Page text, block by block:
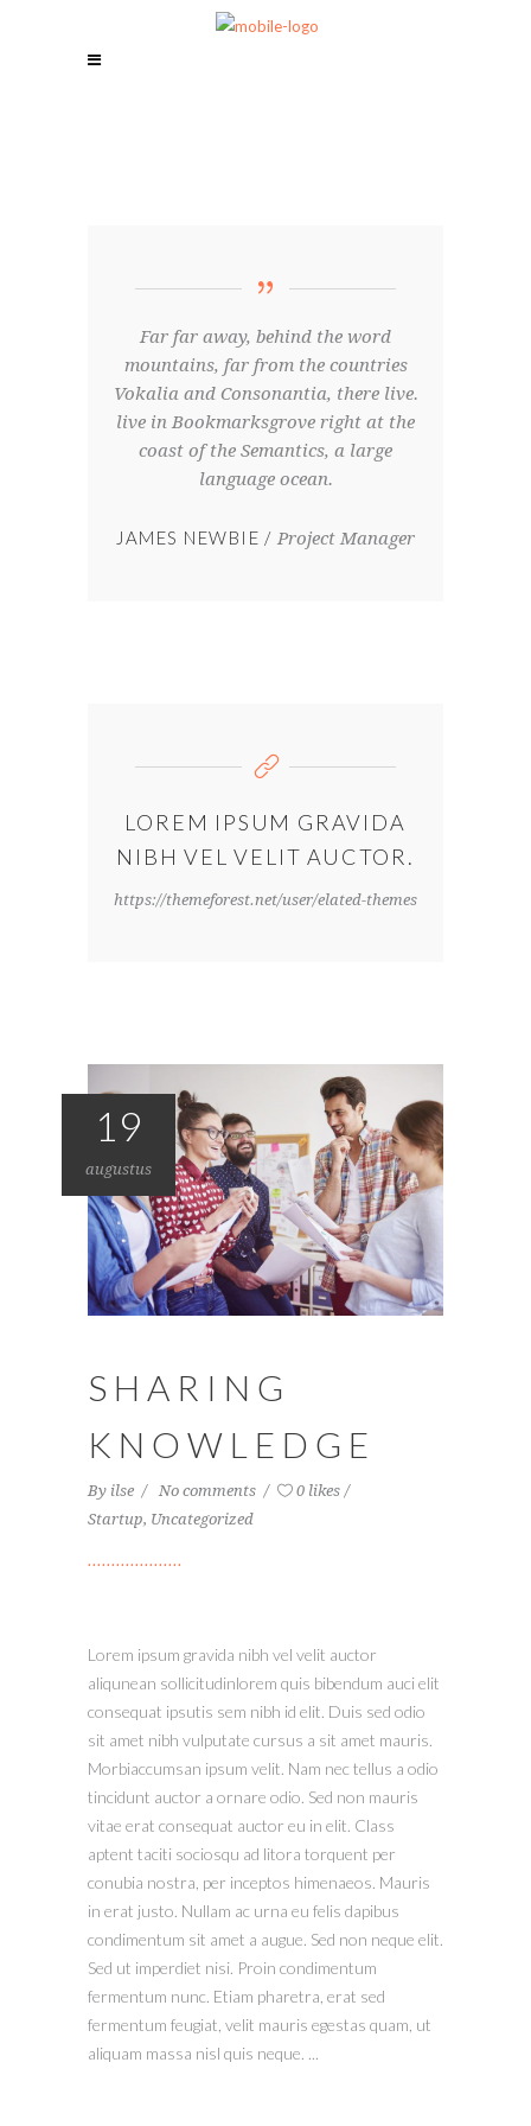
Far far away, behind the word
mountains, far from the countries
Vokalia and Consonantia, there live.
live in Bookmarksgrove right at the
coast of the Semantics, a large
language ocean.
JAMES NEWBIE Project Manager
LOREM IPSUM GRAVIDA
NIBH VEL VELIT AUCTOR.
https://themeforest.net/user/elated-themes
19
augustus
SHARING
KNOWLEDGE
By ilse No comments
0 likes
Startup, Uncategorized
Lorem ipsum gravida nibh vel velit auctor
aliqunean sollicitudinlorem quis bibendum auci elit
consequat ipsutis sem nibh id elit. Duis sed odio
sit amet nibh vulputate cursus a sit amet mauris.
Morbiaccumsan ipsum velit. Nam nec tellus a odio
tincidunt auctor a ornare odio. Sed non mauris
vitae erat consequat auctor eu in elit. Class
aptent taciti sociosqu ad litora torquent per
conubia nostra, per inceptos himenaeos. Mauris
in erat justo. Nullam ac urna eu felis dapibus
condimentum sit amet a augue. Sed non neque elit.
Sed ut imperdiet nisi. Proin condimentum
fermentum nunc. Etiam pharetra, erat sed
fermentum feugiat, velit mauris egestas quam, ut
aliquam massa nisl quis neque. ...